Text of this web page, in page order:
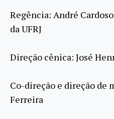
Regência: André
da UFRJ
Direção cênica: José
Co-direção e direção de
Ferreira